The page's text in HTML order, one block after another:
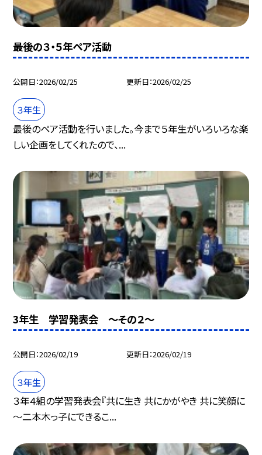
最後の３・５年ペア活動
公開日 2026/02/25 更新日 2026/02/25
３年生
最後のペア活動を行いました。今まで５年生がいろいろな楽
しい企画をしてくれたので、...
3年生 学習発表会 ～その２～
公開日 2026/02/19 更新日 2026/02/19
３年生
３年４組の学習発表会『共に生き 共にかがやき 共に笑顔に
～二本木っ子にできるこ...